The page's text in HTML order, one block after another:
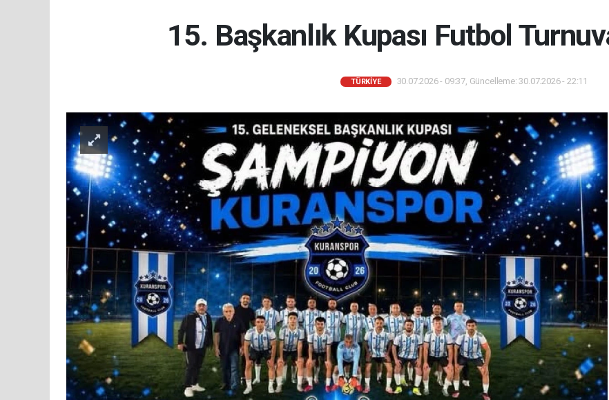
15. Başkanlık Kupası Futbol
TÜRKIYE 30.07.2026 - 09:37, Güncelleme: 30.07.2026 - 22:11